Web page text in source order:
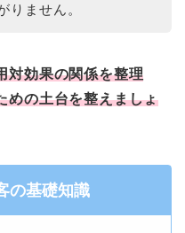
りません。
対効果の関係を整理
めの土台を整えましょ
の基礎知識